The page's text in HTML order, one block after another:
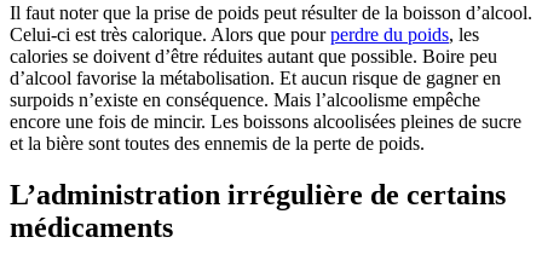
Il faut noter que la prise de poids peut résulter de la boisson d’alcool.
Celui-ci est très calorique. Alors que pourperdre du poids, les
calories se doivent d’être réduites autant que possible. Boire peu
d’alcool favorise la métabolisation. Et aucun risque de gagner en
surpoids n’existe en conséquence. Mais l’alcoolisme empêche
encore une fois de mincir. Les boissons alcoolisées pleines de sucre
et la bière sont toutes des ennemis de la perte de poids.
L’administration irrégulière de certains
médicaments